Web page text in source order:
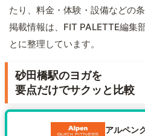
たり、料金・体験・設備などの
掲載情報は、FIT PALETTE編集
とに整理しています。
砂田橋駅のヨガを
要点だけでサクッと比較
アルペン